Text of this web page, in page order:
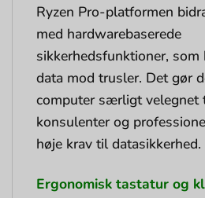
Ryzen Pro-platformen
med hardwarebaserede
sikkerhedsfunktioner,
data mod trusler. Det gør
computer særligt velegnet
konsulenter og
høje krav til datasikkerhed.
Ergonomisk tastatur og